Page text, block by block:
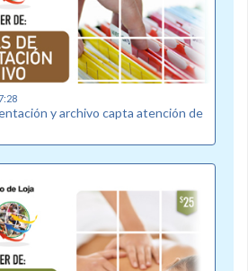
y archivo capta atención de